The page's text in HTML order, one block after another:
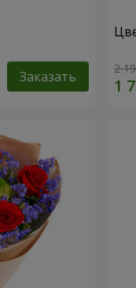
Заказать 2